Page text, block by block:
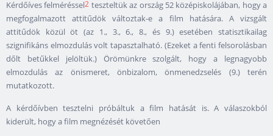
Kérdőíves felméréssel2 teszteltük az ország 52 középiskolájában, hogy a
megfogalmazott attitűdök változtak-e a film hatására. A vizsgált
attitűdök közül öt (az 1., 3., 6., 8., és 9.) esetében statisztikailag
szignifikáns elmozdulás volt tapasztalható. (Ezeket a fenti felsorolásban
dőlt betűkkel jelöltük.) Örömünkre szolgált, hogy a legnagyobb
elmozdulás az önismeret, önbizalom, önmenedzselés (9.) terén
mutatkozott.
A kérdőívben tesztelni próbáltuk a film hatását is. A válaszokból
kiderült, hogy a film megnézését követően